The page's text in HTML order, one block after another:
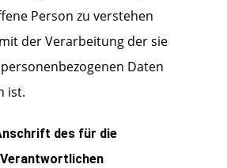
Person zu verstehen
der Verarbeitung der sie
Daten
ist.
des für die